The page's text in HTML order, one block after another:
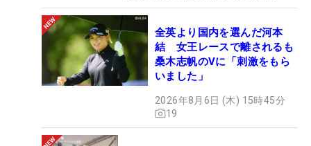
全英より国内を選んだ河本
結 女王レースで離されるも
桑木志帆のVに「刺激をもら
いました」
2026年8月6日 (木) 15時45分
19